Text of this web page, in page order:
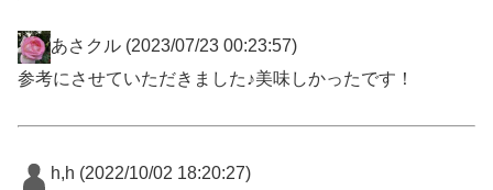
あさクル (2023/07/23 00:23:57)
参考にさせていただきました♪美味しかったです！
h,h (2022/10/02 18:20:27)